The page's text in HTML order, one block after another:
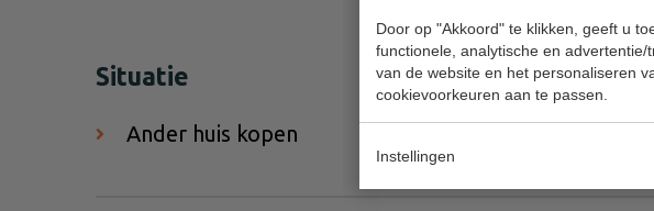
Door op "Akkoord" te klikken, geeft u
functionele, analytische en
van de website en het personaliseren
cookievoorkeuren aan te passen.
Instellingen
Situatie
Ander huis kopen